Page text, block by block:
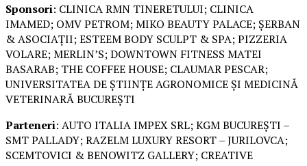
Sponsori: CLINICA RMN TINERETULUI; CLINICA
IMAMED; OMV PETROM; MIKO BEAUTY PALACE; ȘERBAN
& ASOCIAȚII; ESTEEM BODY SCULPT & SPA; PIZZERIA
VOLARE; MERLIN’S; DOWNTOWN FITNESS MATEI
BASARAB; THE COFFEE HOUSE; CLAUMAR PESCAR;
UNIVERSITATEA DE ȘTIINȚE AGRONOMICE ȘI MEDICINĂ
VETERINARĂ BUCUREȘTI
Parteneri: AUTO ITALIA IMPEX SRL; KGM BUCUREȘTI –
SMT PALLADY; RAZELM LUXURY RESORT – JURILOVCA;
SCEMTOVICI & BENOWITZ GALLERY; CREATIVE